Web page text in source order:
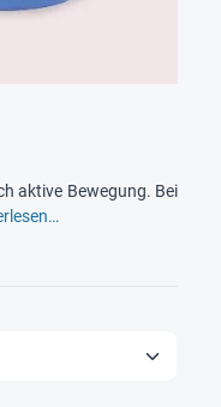
aktive Bewegung. Bei